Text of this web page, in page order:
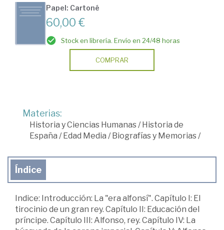
Papel: Cartoné
60,00 €
Stock en librería. Envío en 24/48 horas
COMPRAR
Materias:
Historia y Ciencias Humanas/ Historia de
España / Edad Media / Biografías y Memorias/
Índice
Indice: Introducción: La "era alfonsí". Capítulo I: El
tirocinio de un gran rey. Capítulo II: Educación del
príncipe. Capítulo III: Alfonso, rey. Capítulo IV: La